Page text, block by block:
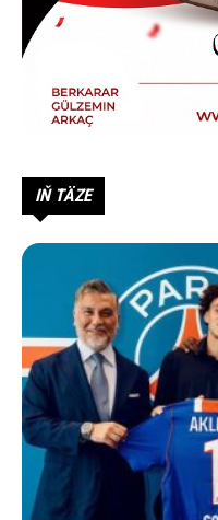
IŇ TÄZE